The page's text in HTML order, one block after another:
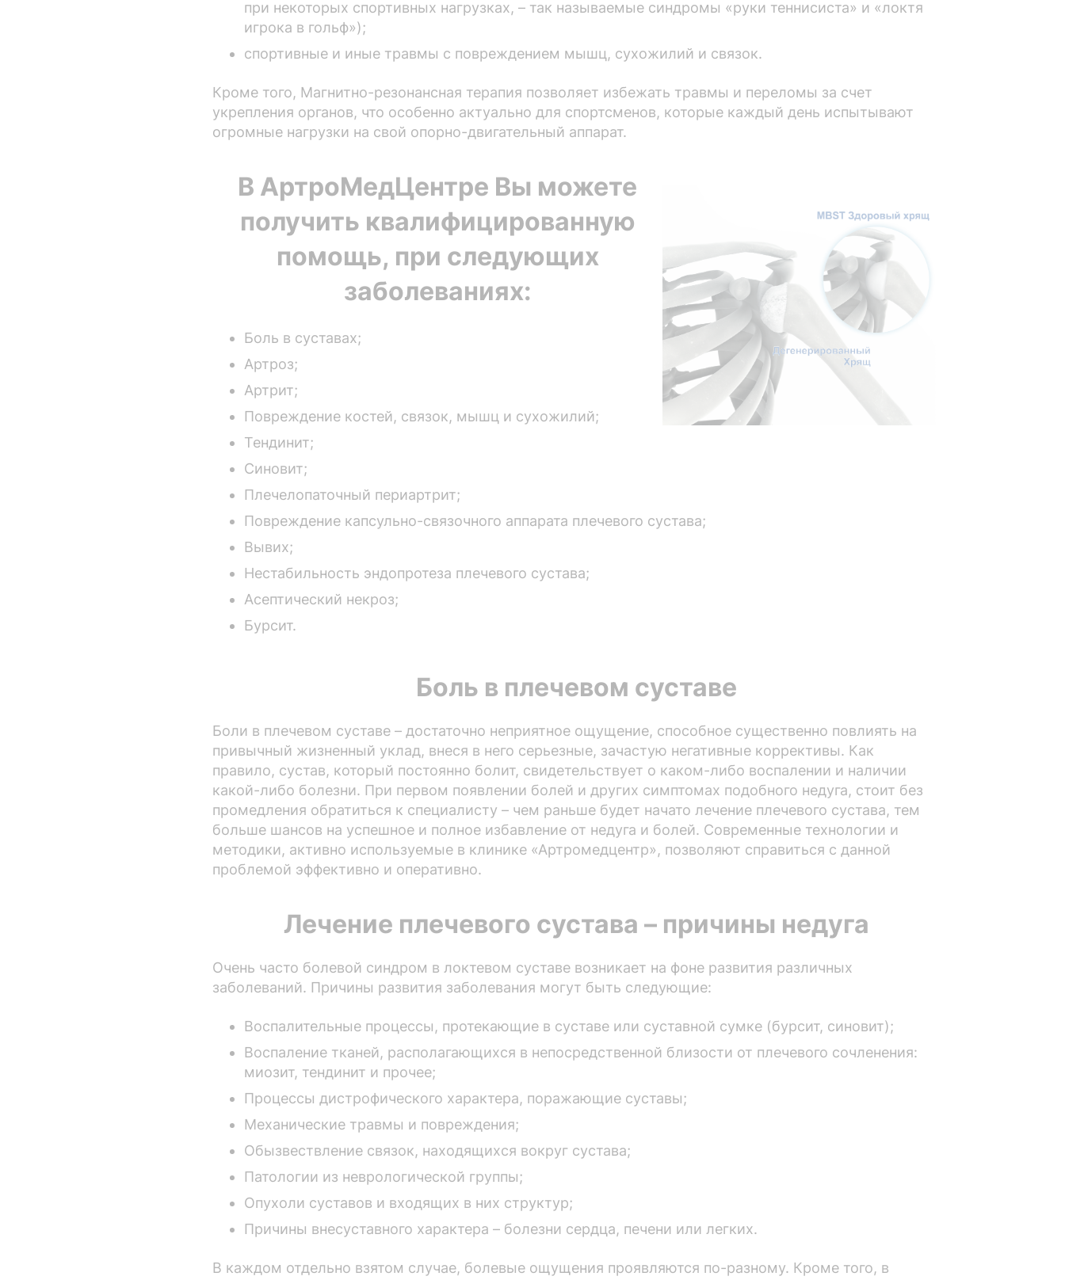
при некоторых спортивных нагрузках, – так называемые синдромы «руки теннисиста» и «локтя
игрока в гольф»);
спортивные и иные травмы с повреждением мышц, сухожилий и связок.
Кроме того, Магнитно-резонансная терапия позволяет избежать травмы и переломы за счет
укрепления органов, что особенно актуально для спортсменов, которые каждый день испытывают
огромные нагрузки на свой опорно-двигательный аппарат.
В АртроМедЦентре Вы можете
получить квалифицированную
помощь, при следующих
заболеваниях:
Боль в суставах;
Артроз;
Артрит;
Повреждение костей, связок, мышц и сухожилий;
Тендинит;
Синовит;
Плечелопаточный периартрит;
Повреждение капсульно-связочного аппарата плечевого сустава;
Вывих;
Нестабильность эндопротеза плечевого сустава;
Асептический некроз;
Бурсит.
Боль в плечевом суставе
Боли в плечевом суставе – достаточно неприятное ощущение, способное существенно повлиять на
привычный жизненный уклад, внеся в него серьезные, зачастую негативные коррективы. Как
правило, сустав, который постоянно болит, свидетельствует о каком-либо воспалении и наличии
какой-либо болезни. При первом появлении болей и других симптомах подобного недуга, стоит без
промедления обратиться к специалисту – чем раньше будет начато лечение плечевого сустава, тем
больше шансов на успешное и полное избавление от недуга и болей. Современные технологии и
методики, активно используемые в клинике «Артромедцентр», позволяют справиться с данной
проблемой эффективно и оперативно.
Лечение плечевого сустава – причины недуга
Очень часто болевой синдром в локтевом суставе возникает на фоне развития различных
заболеваний. Причины развития заболевания могут быть следующие:
Воспалительные процессы, протекающие в суставе или суставной сумке (бурсит, синовит);
Воспаление тканей, располагающихся в непосредственной близости от плечевого сочленения:
миозит, тендинит и прочее;
Процессы дистрофического характера, поражающие суставы;
Механические травмы и повреждения;
Обызвествление связок, находящихся вокруг сустава;
Патологии из неврологической группы;
Опухоли суставов и входящих в них структур;
Причины внесуставного характера – болезни сердца, печени или легких.
В каждом отдельно взятом случае, болевые ощущения проявляются по-разному. Кроме того, в